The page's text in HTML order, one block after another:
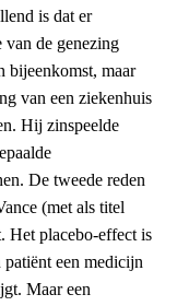
is dat er
van de genezing
bijeenkomst, maar
van een ziekenhuis
Hij zinspeelde
De tweede reden
(met als titel
Het placebo-effect is
patiënt een medicijn
Maar een